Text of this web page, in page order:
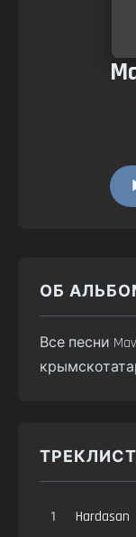
ОБ
Все песни
ТРЕКЛИСТ
1 Hardasan